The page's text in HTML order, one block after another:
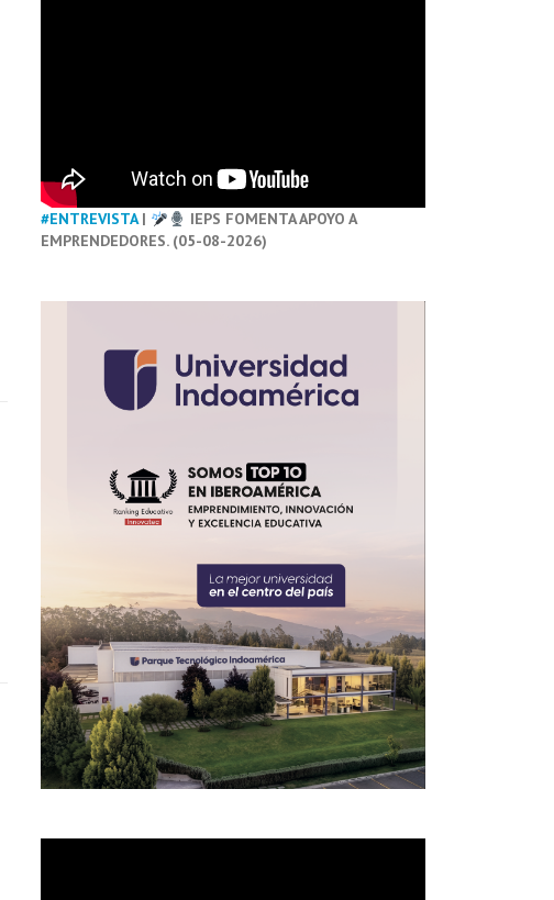
#ENTREVISTA|
IEPS FOMENTA APOYO A
EMPRENDEDORES. (05-08-2026)